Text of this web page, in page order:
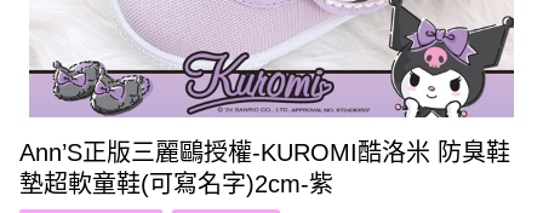
Ann’S正版三麗鷗授權-KUROMI酷洛米 防臭鞋
墊超軟童鞋(可寫名字)2cm-紫